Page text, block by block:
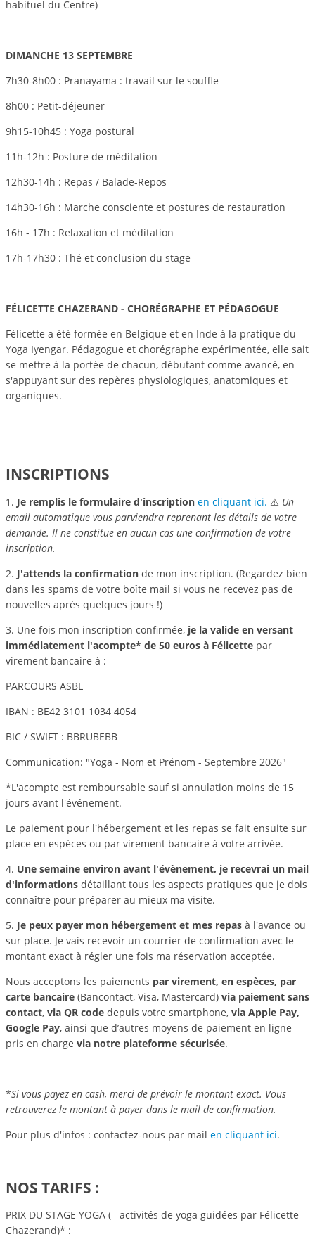
habituel du Centre)
DIMANCHE 13 SEPTEMBRE
7h30-8h00 : Pranayama : travail sur le souffle
8h00 : Petit-déjeuner
9h15-10h45 : Yoga postural
11h-12h : Posture de méditation
12h30-14h : Repas / Balade-Repos
14h30-16h : Marche consciente et postures de restauration
16h - 17h : Relaxation et méditation
17h-17h30 : Thé et conclusion du stage
FÉLICETTE CHAZERAND - CHORÉGRAPHE ET PÉDAGOGUE
Félicette a été formée en Belgique et en Inde à la pratique du
Yoga Iyengar. Pédagogue et chorégraphe expérimentée, elle sait
se mettre à la portée de chacun, débutant comme avancé, en
s'appuyant sur des repères physiologiques, anatomiques et
organiques.
INSCRIPTIONS
1. Je remplis le formulaire d'inscription en cliquant ici. ⚠️ Un
email automatique vous parviendra reprenant les détails de votre
demande. Il ne constitue en aucun cas une confirmation de votre
inscription.
2. J'attends la confirmation de mon inscription. (Regardez bien
dans les spams de votre boîte mail si vous ne recevez pas de
nouvelles après quelques jours !)
3. Une fois mon inscription confirmée, je la valide en versant
immédiatement l'acompte* de 50 euros à Félicette par
virement bancaire à :
PARCOURS ASBL
IBAN : BE42 3101 1034 4054
BIC / SWIFT : BBRUBEBB
Communication: "Yoga - Nom et Prénom - Septembre 2026"
*L'acompte est remboursable sauf si annulation moins de 15
jours avant l'événement.
Le paiement pour l'hébergement et les repas se fait ensuite sur
place en espèces ou par virement bancaire à votre arrivée.
4. Une semaine environ avant l'évènement, je recevrai un mail
d'informations détaillant tous les aspects pratiques que je dois
connaître pour préparer au mieux ma visite.
5. Je peux payer mon hébergement et mes repas à l'avance ou
sur place. Je vais recevoir un courrier de confirmation avec le
montant exact à régler une fois ma réservation acceptée.
Nous acceptons les paiements par virement, en espèces, par
carte bancaire (Bancontact, Visa, Mastercard) via paiement sans
contact, via QR code depuis votre smartphone, via Apple Pay,
Google Pay, ainsi que d’autres moyens de paiement en ligne
pris en charge via notre plateforme sécurisée.
*Si vous payez en cash, merci de prévoir le montant exact. Vous
retrouverez le montant à payer dans le mail de confirmation.
Pour plus d'infos : contactez-nous par mail en cliquant ici.
NOS TARIFS :
PRIX DU STAGE YOGA (= activités de yoga guidées par Félicette
Chazerand)* :